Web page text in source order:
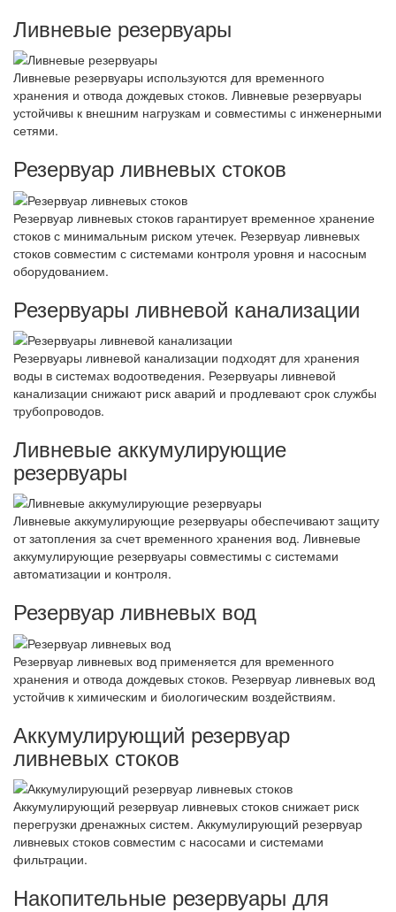
Ливневые резервуары
Ливневые резервуары используются для временного
хранения и отвода дождевых стоков. Ливневые резервуары
устойчивы к внешним нагрузкам и совместимы с инженерными
сетями.
Резервуар ливневых стоков
Резервуар ливневых стоков гарантирует временное хранение
стоков с минимальным риском утечек. Резервуар ливневых
стоков совместим с системами контроля уровня и насосным
оборудованием.
Резервуары ливневой канализации
Резервуары ливневой канализации подходят для хранения
воды в системах водоотведения. Резервуары ливневой
канализации снижают риск аварий и продлевают срок службы
трубопроводов.
Ливневые аккумулирующие
резервуары
Ливневые аккумулирующие резервуары обеспечивают защиту
от затопления за счет временного хранения вод. Ливневые
аккумулирующие резервуары совместимы с системами
автоматизации и контроля.
Резервуар ливневых вод
Резервуар ливневых вод применяется для временного
хранения и отвода дождевых стоков. Резервуар ливневых вод
устойчив к химическим и биологическим воздействиям.
Аккумулирующий резервуар
ливневых стоков
Аккумулирующий резервуар ливневых стоков снижает риск
перегрузки дренажных систем. Аккумулирующий резервуар
ливневых стоков совместим с насосами и системами
фильтрации.
Накопительные резервуары для